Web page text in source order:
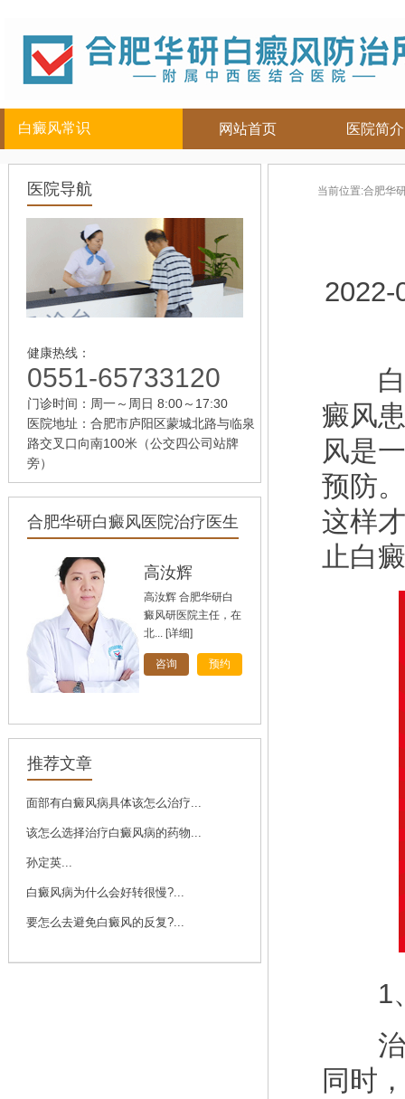
白癜风常识
儿童
女性
老年
头部
背部
网站首页 医院简介
医院导航
健康热线：
0551-65733120
门诊时间：周一～周日 8:00～17:30
医院地址：合肥市庐阳区蒙城北路与临泉
路交叉口向南100米（公交四公司站牌
旁）
合肥华研白癜风医院治疗医生
孙定英
[详细]
咨询 预约
高汝辉
高汝辉 合肥华研白
癜风研医院主任，在
北... [详细]
咨询 预约
刘斌
[详细]
咨询 预约
推荐文章
面部有白癜风病具体该怎么治疗...
该怎么选择治疗白癜风病的药物...
孙定英...
白癜风病为什么会好转很慢?...
要怎么去避免白癜风的反复?...
当前位置:合肥华
2022-
白癜
癜风
风是
预防
这样
止白
1、
治疗
同时